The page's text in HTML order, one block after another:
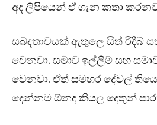
අද ලිපියෙන් ඒ ගැන කතා
සබඳතාවයක් ඇතුලෙ සිත් රිදීබ්
වෙනවා. සමාව ඉල්ලීම් සහ
වෙනවා. ඒත් සමහර දේවල්
දෙන්නම ඕනද කියල දෙතුන්